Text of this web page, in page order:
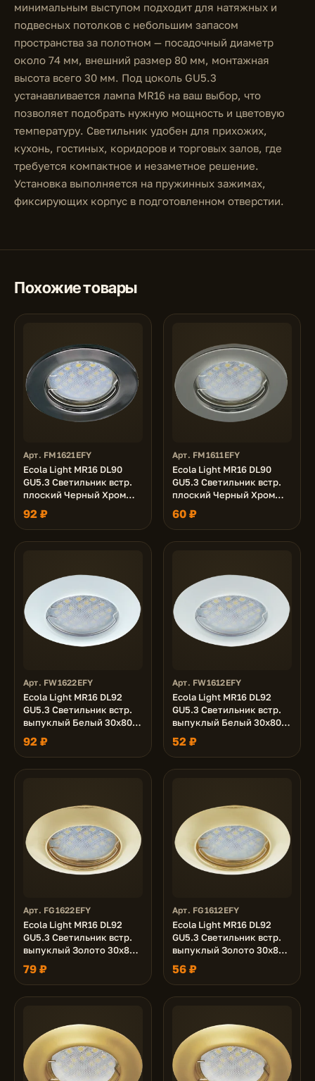
минимальным выступом подходит для натяжных и
подвесных потолков с небольшим запасом
пространства за полотном — посадочный диаметр
около 74 мм, внешний размер 80 мм, монтажная
высота всего 30 мм. Под цоколь GU5.3
устанавливается лампа MR16 на ваш выбор, что
позволяет подобрать нужную мощность и цветовую
температуру. Светильник удобен для прихожих,
кухонь, гостиных, коридоров и торговых залов, где
требуется компактное и незаметное решение.
Установка выполняется на пружинных зажимах,
фиксирующих корпус в подготовленном отверстии.
Похожие товары
Арт. FM1621EFY
Ecola Light MR16 DL90
GU5.3 Светильник встр.
плоский Черный Хром
30x80 - 2pack (кd74)
92 ₽
Арт. FM1611EFY
Ecola Light MR16 DL90
GU5.3 Светильник встр.
плоский Черный Хром
30x80 (кd74)
60 ₽
Арт. FW1622EFY
Ecola Light MR16 DL92
GU5.3 Светильник встр.
выпуклый Белый 30x80 -
2pack (кd74)
92 ₽
Арт. FW1612EFY
Ecola Light MR16 DL92
GU5.3 Светильник встр.
выпуклый Белый 30x80
(кd74)
52 ₽
Арт. FG1622EFY
Ecola Light MR16 DL92
GU5.3 Светильник встр.
выпуклый Золото 30x80 -
2pack (кd74)
79 ₽
Арт. FG1612EFY
Ecola Light MR16 DL92
GU5.3 Светильник встр.
выпуклый Золото 30x80
(кd74)
56 ₽